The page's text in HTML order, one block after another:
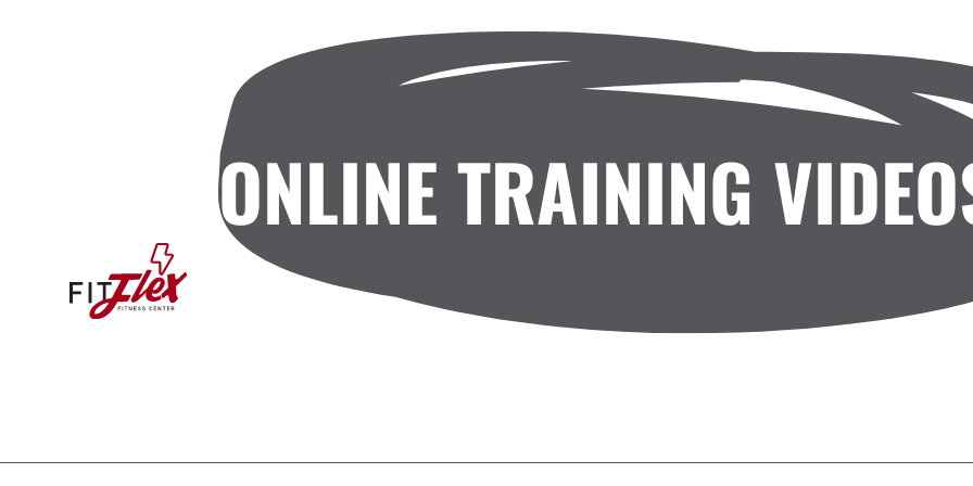
ONLINE TRAINING